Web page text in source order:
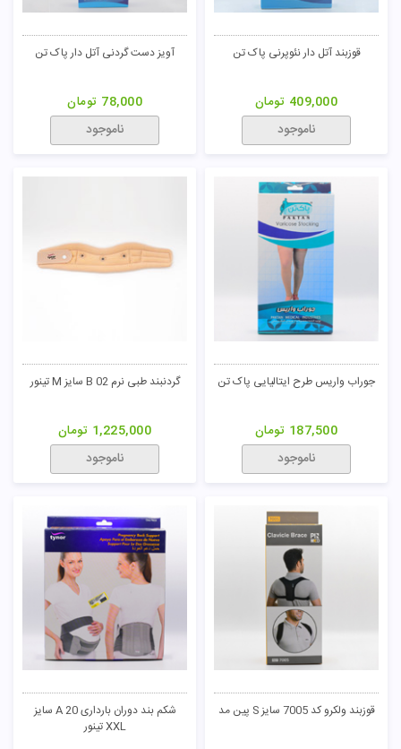
قوزبند آتل دار نئوپرنی پاک تن
409,000 تومان
ناموجود
آویز دست گردنی آتل دار پاک تن
78,000 تومان
ناموجود
جوراب واریس طرح ایتالیایی پاک تن
187,500 تومان
ناموجود
گردنبند طبی نرم B 02 سایز M تینور
1,225,000 تومان
ناموجود
قوزبند ولکرو کد 7005 سایز S پین مد
شکم بند دوران بارداری A 20 سایز
XXL تینور